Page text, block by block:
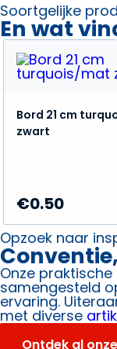
Soortgelijke
En wat
Bord 21 cm
zwart
€0.50
Opzoek naar
Onze
samengesteld
ervaring.
met diverse
Ontdek al